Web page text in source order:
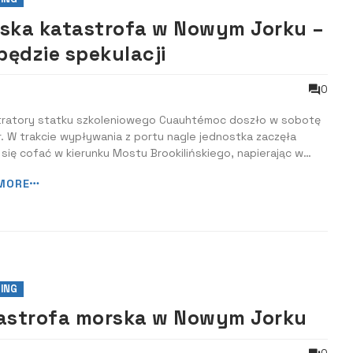
katastrofa w Nowym Jorku –
spekulacji
0
statku szkoleniowego Cuauhtémoc doszło w sobotę
W trakcie wypływania z portu nagle jednostka zaczęła
cofać w kierunku Mostu Brookilińskiego, napierając w
ranne.
morska w Nowym Jorku